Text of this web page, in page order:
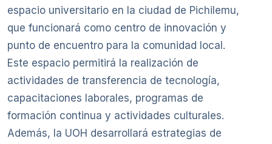
espacio universitario en la ciudad de Pichilemu,
que funcionará como centro de innovación y
punto de encuentro para la comunidad local.
Este espacio permitirá la realización de
actividades de transferencia de tecnología,
capacitaciones laborales, programas de
formación continua y actividades culturales.
Además, la UOH desarrollará estrategias de